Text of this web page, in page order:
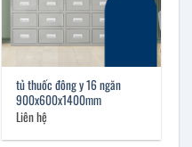
tủ thuốc đông y 16 ngăn
900x600x1400mm
Liên hệ